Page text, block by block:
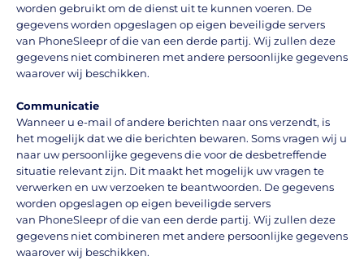
worden gebruikt om de dienst uit te kunnen voeren. De
gegevens worden opgeslagen op eigen beveiligde servers
van PhoneSleepr of die van een derde partij. Wij zullen deze
gegevens niet combineren met andere persoonlijke gegevens
waarover wij beschikken.
Communicatie
Wanneer u e-mail of andere berichten naar ons verzendt, is
het mogelijk dat we die berichten bewaren. Soms vragen wij u
naar uw persoonlijke gegevens die voor de desbetreffende
situatie relevant zijn. Dit maakt het mogelijk uw vragen te
verwerken en uw verzoeken te beantwoorden. De gegevens
worden opgeslagen op eigen beveiligde servers
van PhoneSleepr of die van een derde partij. Wij zullen deze
gegevens niet combineren met andere persoonlijke gegevens
waarover wij beschikken.